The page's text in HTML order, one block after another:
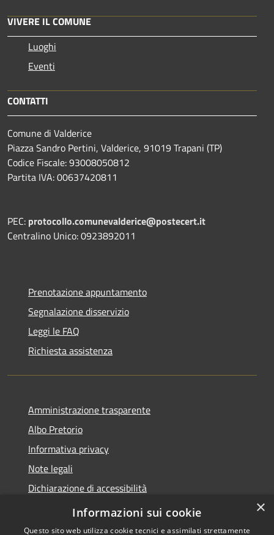
VIVERE IL COMUNE
Luoghi
Eventi
CONTATTI
Comune di Valderice
Piazza Sandro Pertini, Valderice, 91019 Trapani (TP)
Codice Fiscale: 93008050812
Partita IVA: 00637420811
PEC: protocollo.comunevalderice@postecert.it
Centralino Unico: 0923892011
Prenotazione appuntamento
Segnalazione disservizio
Leggi le FAQ
Richiesta assistenza
Amministrazione trasparente
Albo Pretorio
Informativa privacy
Note legali
Dichiarazione di accessibilità
Informativa Privacy Videosorveglianza
×
Informazioni sui cookie
Questo sito web utilizza cookie tecnici e assimilati strettamente